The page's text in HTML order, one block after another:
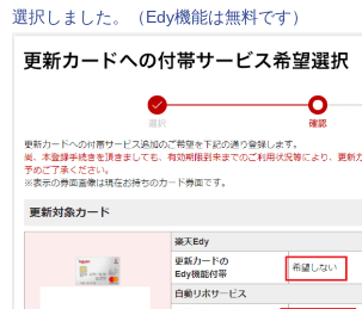
選択しました。（Edy機能は無料です）